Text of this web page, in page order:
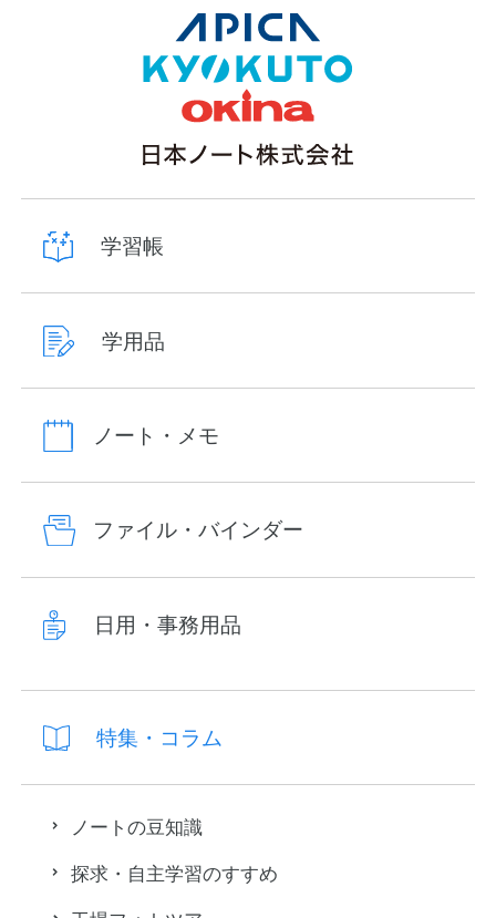
学習帳
学用品
ノート・メモ
ファイル・バインダー
日用・事務用品
特集・コラム
ノートの豆知識
探求・自主学習のすすめ